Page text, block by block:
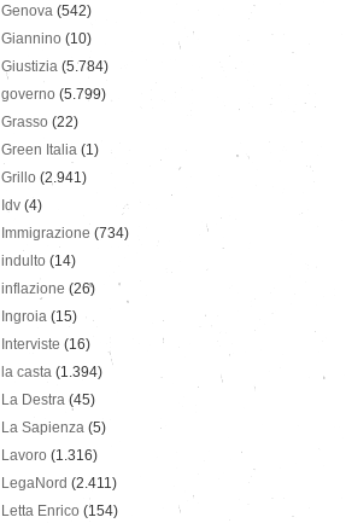
Genova (542)
Giannino (10)
Giustizia (5.784)
governo (5.799)
Grasso (22)
Green Italia (1)
Grillo (2.941)
Idv (4)
Immigrazione (734)
indulto (14)
inflazione (26)
Ingroia (15)
Interviste (16)
la casta (1.394)
La Destra (45)
La Sapienza (5)
Lavoro (1.316)
LegaNord (2.411)
Letta Enrico (154)